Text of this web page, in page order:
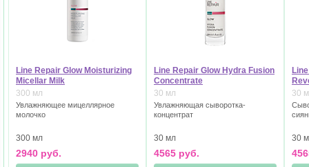
Line Repair Glow Moisturizing
Micellar Milk
300 мл
Увлажняющее мицеллярное
молочко
300 мл
2940 руб.
Line Repair Glow Hydra Fusion
Concentrate
30 мл
Увлажняющая сыворотка-
концентрат
30 мл
4565 руб.
30
30